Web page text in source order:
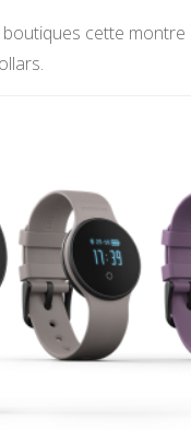
boutiques cette montre